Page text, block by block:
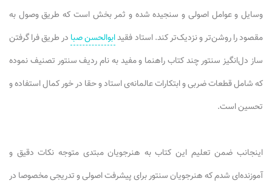
وسایل و عوامل اصولی و سنجیده شده و ثمر بخش است که طریق وصول به
مقصود را روشن‌تر و نزدیک‌تر کند. استاد فقیدابوالحسن صبا در طریق فرا گرفتن
ساز دل‌انگیز سنتور چند کتاب راهنما و مفید به نام ردیف سنتور تصنیف نموده
که شامل قطعات ضربی و ابتکارات عالمانه‌ی استاد و حقا در خور کمال استفاده و
تحسین است.
اینجانب ضمن تعلیم این کتاب به هنرجویان مبتدیمتوجه نکات دقیق و
آموزنده‌ای شدم که هنرجویان سنتور برای پیشرفت اصولی و تدریجی مخصوصا در